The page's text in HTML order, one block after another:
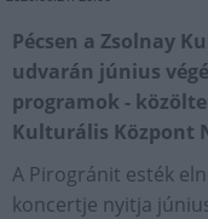
Pécsen a Zsolnay
udvarán június
programok -
Kulturális Központ
A Pirogránit esték
koncertje nyitja